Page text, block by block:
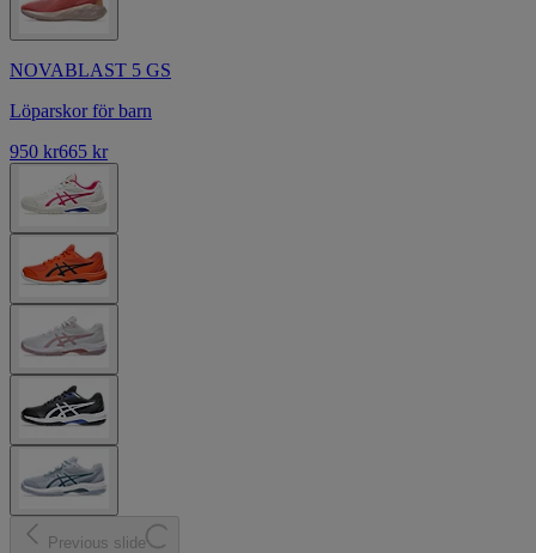
NOVABLAST 5 GS
Löparskor för barn
950 kr665 kr
Previous slide